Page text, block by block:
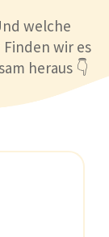
welche
wir es
heraus 👇